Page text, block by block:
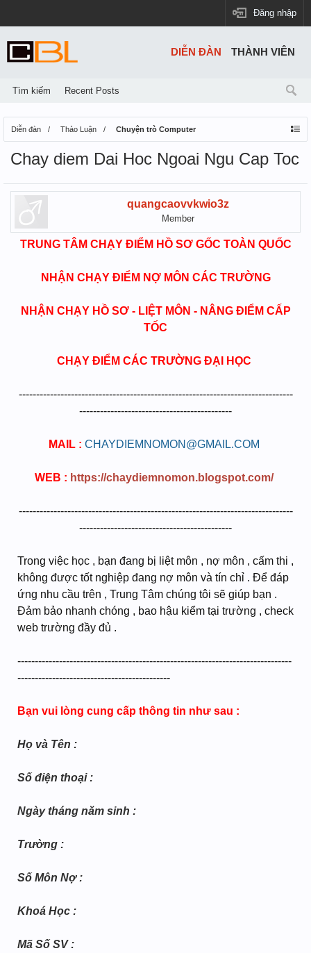
Đăng nhập
Diễn đàn Thảo Luận Chuyện trò Computer
Chay diem Dai Hoc Ngoai Ngu Cap Toc
quangcaovvkwio3z
Member
TRUNG TÂM CHẠY ĐIỂM HỒ SƠ GỐC TOÀN QUỐC
NHẬN CHẠY ĐIỂM NỢ MÔN CÁC TRƯỜNG
NHẬN CHẠY HỒ SƠ - LIỆT MÔN - NÂNG ĐIỂM CẤP
TỐC
CHẠY ĐIỂM CÁC TRƯỜNG ĐẠI HỌC
-------------------------------------------------------------------------------
--------------------------------------------
MAIL : CHAYDIEMNOMON@GMAIL.COM
WEB : https://chaydiemnomon.blogspot.com/​
-------------------------------------------------------------------------------
--------------------------------------------
Trong việc học , bạn đang bị liệt môn , nợ môn , cấm thi ,
không được tốt nghiệp đang nợ môn và tín chỉ . Để đáp
ứng nhu cầu trên , Trung Tâm chúng tôi sẽ giúp bạn .
Đảm bảo nhanh chóng , bao hậu kiểm tại trường , check
web trường đầy đủ .
-------------------------------------------------------------------------------
--------------------------------------------
Bạn vui lòng cung cấp thông tin như sau :
Họ và Tên :
Số điện thoại :
Ngày tháng năm sinh :
Trường :
Số Môn Nợ :
Khoá Học :
Mã Số SV :
DIỄN ĐÀN
Tìm kiếm Recent Posts
THÀNH VIÊN